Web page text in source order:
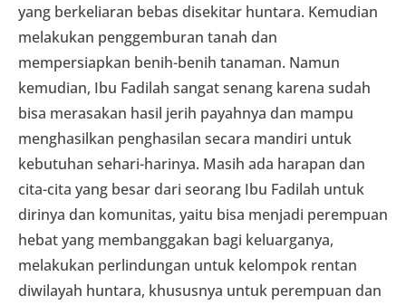
yang berkeliaran bebas disekitar huntara. Kemudian
melakukan penggemburan tanah dan
mempersiapkan benih-benih tanaman. Namun
kemudian, Ibu Fadilah sangat senang karena sudah
bisa merasakan hasil jerih payahnya dan mampu
menghasilkan penghasilan secara mandiri untuk
kebutuhan sehari-harinya. Masih ada harapan dan
cita-cita yang besar dari seorang Ibu Fadilah untuk
dirinya dan komunitas, yaitu bisa menjadi perempuan
hebat yang membanggakan bagi keluarganya,
melakukan perlindungan untuk kelompok rentan
diwilayah huntara, khususnya untuk perempuan dan